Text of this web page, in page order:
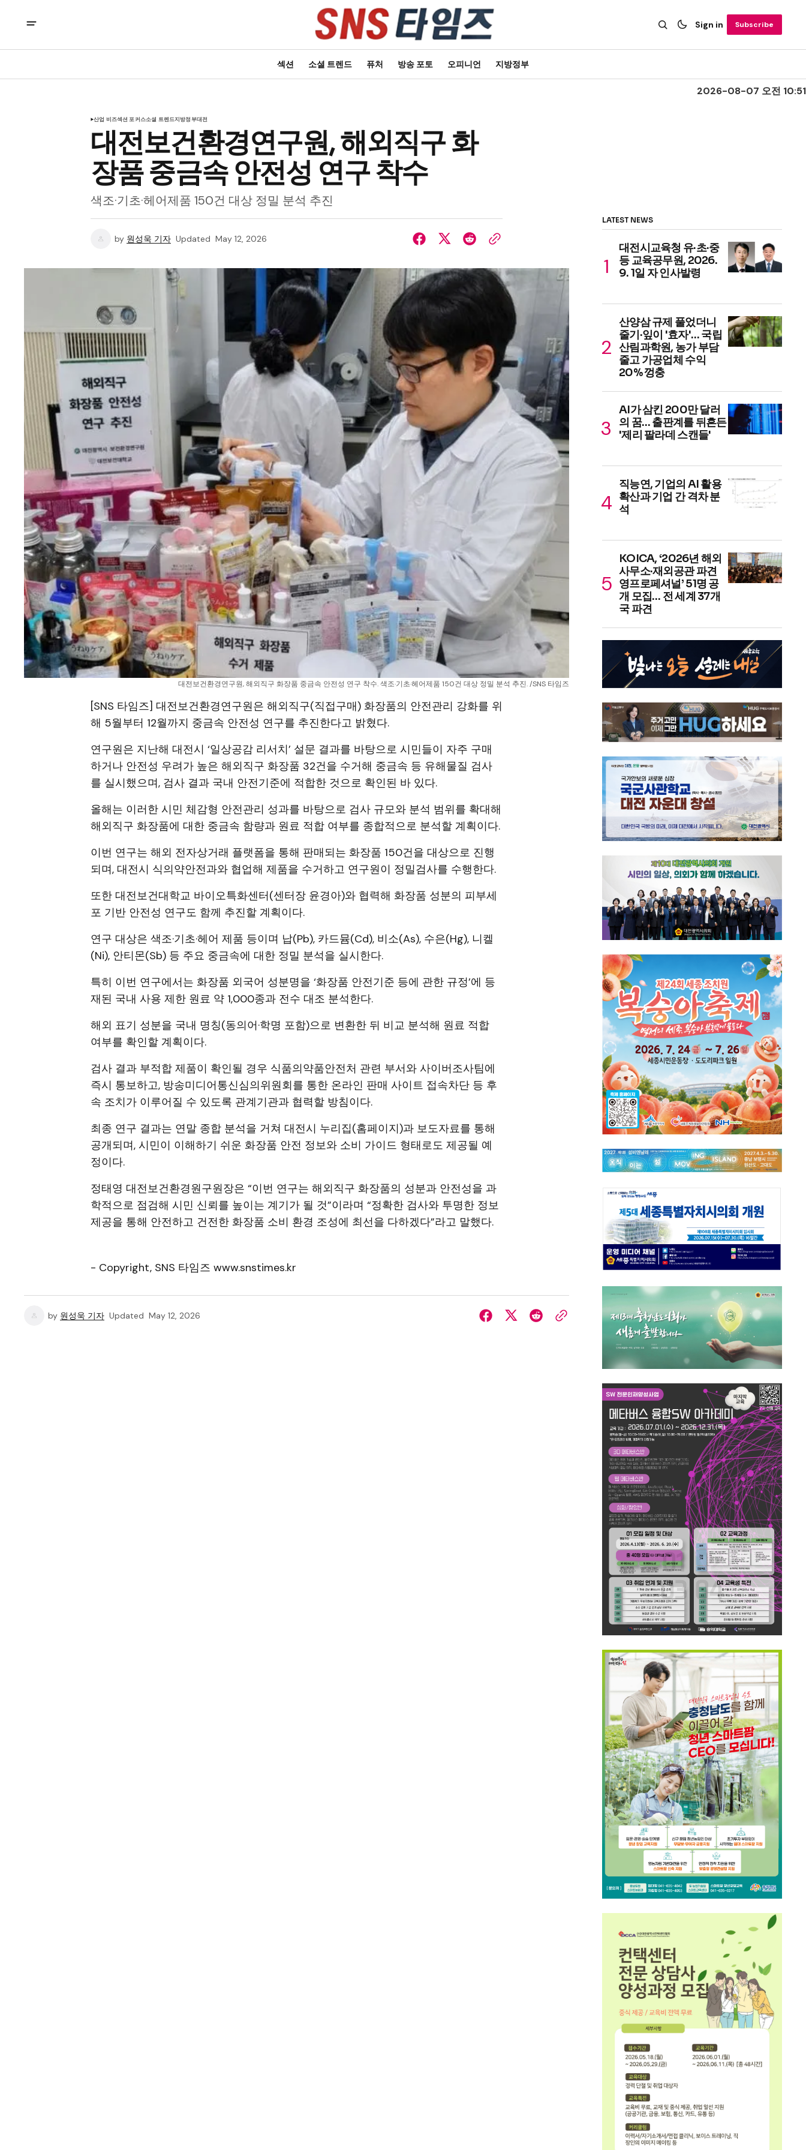
Sign in Subscribe
섹션 소셜 트렌드 퓨처 방송 포토 오피니언 지방정부
2026-08-07 오전 10:51
산업 비즈섹션 포커스소셜 트렌드지방정부대전
대전보건환경연구원, 해외직구 화
장품 중금속 안전성 연구 착수
색조·기초·헤어제품 150건 대상 정밀 분석 추진
by 원성욱 기자 Updated May 12, 2026
대전보건환경연구원, 해외직구 화장품 중금속 안전성 연구 착수. 색조·기초·헤어제품 150건 대상 정밀 분석 추진. /SNS 타임즈
[SNS 타임즈] 대전보건환경연구원은 해외직구(직접구매) 화장품의 안전관리 강화를 위
해 5월부터 12월까지 중금속 안전성 연구를 추진한다고 밝혔다.
연구원은 지난해 대전시 ‘일상공감 리서치’ 설문 결과를 바탕으로 시민들이 자주 구매
하거나 안전성 우려가 높은 해외직구 화장품 32건을 수거해 중금속 등 유해물질 검사
를 실시했으며, 검사 결과 국내 안전기준에 적합한 것으로 확인된 바 있다.
올해는 이러한 시민 체감형 안전관리 성과를 바탕으로 검사 규모와 분석 범위를 확대해
해외직구 화장품에 대한 중금속 함량과 원료 적합 여부를 종합적으로 분석할 계획이다.
이번 연구는 해외 전자상거래 플랫폼을 통해 판매되는 화장품 150건을 대상으로 진행
되며, 대전시 식의약안전과와 협업해 제품을 수거하고 연구원이 정밀검사를 수행한다.
또한 대전보건대학교 바이오특화센터(센터장 윤경아)와 협력해 화장품 성분의 피부세
포 기반 안전성 연구도 함께 추진할 계획이다.
연구 대상은 색조·기초·헤어 제품 등이며 납(Pb), 카드뮴(Cd), 비소(As), 수은(Hg), 니켈
(Ni), 안티몬(Sb) 등 주요 중금속에 대한 정밀 분석을 실시한다.
특히 이번 연구에서는 화장품 외국어 성분명을 ‘화장품 안전기준 등에 관한 규정’에 등
재된 국내 사용 제한 원료 약 1,000종과 전수 대조 분석한다.
해외 표기 성분을 국내 명칭(동의어·학명 포함)으로 변환한 뒤 비교 분석해 원료 적합
여부를 확인할 계획이다.
검사 결과 부적합 제품이 확인될 경우 식품의약품안전처 관련 부서와 사이버조사팀에
즉시 통보하고, 방송미디어통신심의위원회를 통한 온라인 판매 사이트 접속차단 등 후
속 조치가 이루어질 수 있도록 관계기관과 협력할 방침이다.
최종 연구 결과는 연말 종합 분석을 거쳐 대전시 누리집(홈페이지)과 보도자료를 통해
공개되며, 시민이 이해하기 쉬운 화장품 안전 정보와 소비 가이드 형태로도 제공될 예
정이다.
정태영 대전보건환경원구원장은 “이번 연구는 해외직구 화장품의 성분과 안전성을 과
학적으로 점검해 시민 신뢰를 높이는 계기가 될 것”이라며 “정확한 검사와 투명한 정보
제공을 통해 안전하고 건전한 화장품 소비 환경 조성에 최선을 다하겠다”라고 말했다.
- Copyright, SNS 타임즈 www.snstimes.kr
by 원성욱 기자 Updated May 12, 2026
LATEST NEWS
대전시교육청 유·초·중
등 교육공무원, 2026.
9. 1일 자 인사발령
산양삼 규제 풀었더니
줄기·잎이 '효자'… 국립
산림과학원, 농가 부담
줄고 가공업체 수익
20% 껑충
AI가 삼킨 200만 달러
의 꿈… 출판계를 뒤흔든
'제리 팔라데 스캔들'
직능연, 기업의 AI 활용
확산과 기업 간 격차 분
석
KOICA, ‘2026년 해외
사무소·재외공관 파견
영프로페셔널’ 51명 공
개 모집… 전 세계 37개
국 파견